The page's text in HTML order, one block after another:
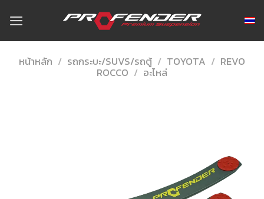
content
หน้าหลัก / รถกระบะ/SUVS/รถตู้ / TOYOTA / REVO
ROCCO / อะไหล่